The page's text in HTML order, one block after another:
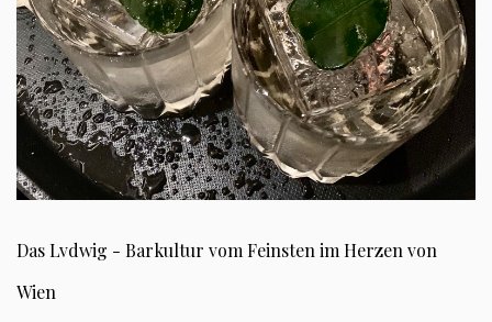
Das Lvdwig - Barkultur vom Feinsten im Herzen von
Wien